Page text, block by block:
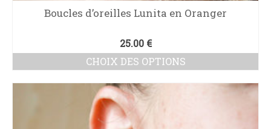
Boucles d’oreilles Lunita en Oranger
25.00 €
CHOIX DES OPTIONS
produit
a